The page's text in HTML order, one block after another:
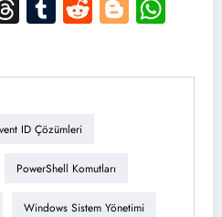
Threads
Tumblr
Reddit
ID Çözümleri
PowerShell Komutları
Windows Sistem Yönetimi